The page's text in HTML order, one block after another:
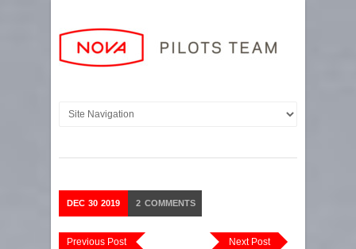
DEC 30 2019 2 COMMENTS
Next Post
Previous Post